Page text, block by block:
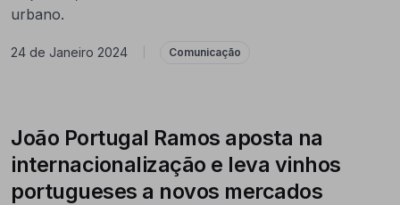
urbano.
24 de Janeiro 2024 Comunicação
João Portugal Ramos aposta na
internacionalização e leva vinhos
portugueses a novos mercados